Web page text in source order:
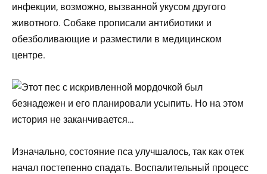
инфекции, возможно, вызванной укусом другого
животного. Собаке прописали антибиотики и
обезболивающие и разместили в медицинском
центре.
Изначально, состояние пса улучшалось, так как отек
начал постепенно спадать. Воспалительный процесс